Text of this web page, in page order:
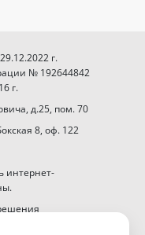
г.
№ 192644842
г.
д.25, пом. 70
8, оф. 122
интернет-